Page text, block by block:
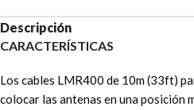
Descripción
CARACTERÍSTICAS
Los cables LMR400 de 10m (33ft)
colocar las antenas en una posición